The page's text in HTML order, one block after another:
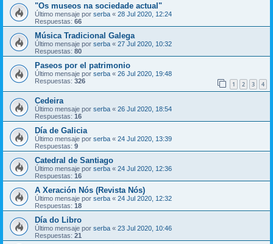
"Os museos na sociedade actual"
Último mensaje por serba « 28 Jul 2020, 12:24
Respuestas: 66
Música Tradicional Galega
Último mensaje por serba « 27 Jul 2020, 10:32
Respuestas: 80
Paseos por el patrimonio
Último mensaje por serba « 26 Jul 2020, 19:48
Respuestas: 326 1 2 3 4
Cedeira
Último mensaje por serba « 26 Jul 2020, 18:54
Respuestas: 16
Día de Galicia
Último mensaje por serba « 24 Jul 2020, 13:39
Respuestas: 9
Catedral de Santiago
Último mensaje por serba « 24 Jul 2020, 12:36
Respuestas: 16
A Xeración Nós (Revista Nós)
Último mensaje por serba « 24 Jul 2020, 12:32
Respuestas: 18
Día do Libro
Último mensaje por serba « 23 Jul 2020, 10:46
Respuestas: 21